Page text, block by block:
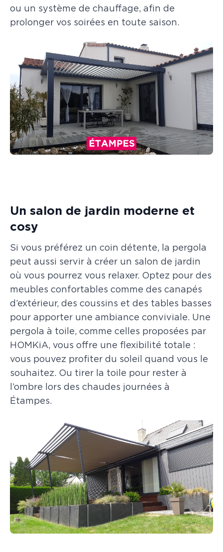
ou un système de chauffage, afin de
prolonger vos soirées en toute saison.
Un salon de jardin moderne et
cosy
Si vous préférez un coin détente, la pergola
peut aussi servir à créer un salon de jardin
où vous pourrez vous relaxer. Optez pour des
meubles confortables comme des canapés
d’extérieur, des coussins et des tables basses
pour apporter une ambiance conviviale. Une
pergola à toile, comme celles proposées par
HOMKiA, vous offre une flexibilité totale :
vous pouvez profiter du soleil quand vous le
souhaitez. Ou tirer la toile pour rester à
l’ombre lors des chaudes journées à
Étampes.